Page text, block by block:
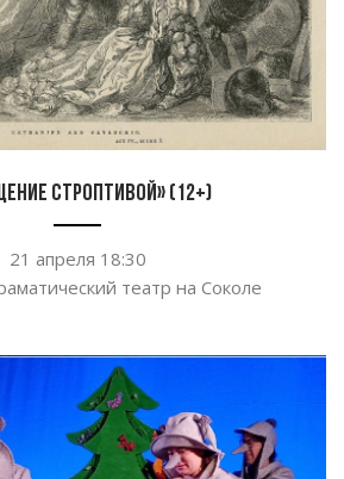
строптивой» (12+)
21 апреля 18:30
театр на Соколе